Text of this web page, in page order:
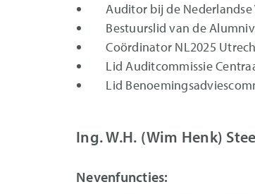
Auditor bij de
Bestuurslid van de
Coördinator NL2025
Lid Auditcommissie
Lid
Ing. W.H. (Wim Henk)
Nevenfuncties: